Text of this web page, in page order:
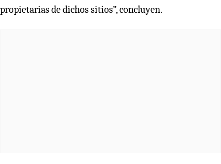
propietarias de dichos sitios”, concluyen.